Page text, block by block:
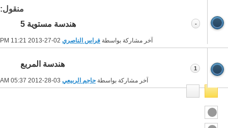
منقول:
هندسة مستوية 5
آخر مشاركة بواسطة فراس الناصري 11:21 PM
-
هندسة المربع
آخر مشاركة بواسطة حاجم الربيعي 05:37 AM
1